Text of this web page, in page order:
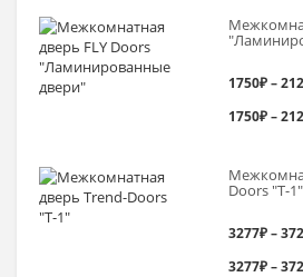
1750₽–
1750₽ –
Doоrs "Т-1"
3277₽–
3277₽ –